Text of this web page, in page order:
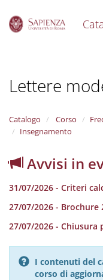
Lettere
Catalogo Corso
Insegnamento
Avvisi in
31/07/2026 - Criteri
27/07/2026 - Brochure
27/07/2026 -
I contenuti del
corso di